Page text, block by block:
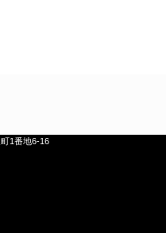
1番地6-16